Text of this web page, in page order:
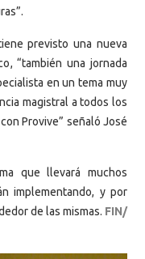
previsto una nueva
“también una jornada
en un tema muy
magistral a todos los
Provive” señaló José
que llevará muchos
implementando, y por
de las mismas. FIN/